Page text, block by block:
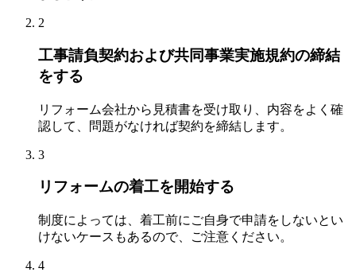
2
工事請負契約および共同事業実施規約の締結
をする
リフォーム会社から見積書を受け取り、内容をよく確
認して、問題がなければ契約を締結します。
3
リフォームの着工を開始する
制度によっては、着工前にご自身で申請をしないとい
けないケースもあるので、ご注意ください。
4